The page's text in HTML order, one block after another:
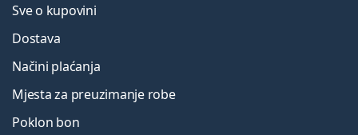
Sve o kupovini
Dostava
Načini plaćanja
Mjesta za preuzimanje robe
Poklon bon